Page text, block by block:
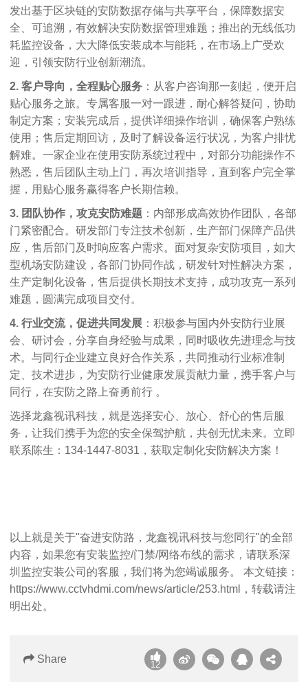
发出基于区块链的安防数据存储与共享平台，保障数据安
全、可追溯，有效解决安防数据管理难题；推出的无线低功
耗监控设备，大大降低安装成本与能耗，在市场上广受欢
迎，引领安防行业创新潮流。
2. 客户导向，全程贴心服务 ：从客户咨询那一刻起，便开启
贴心服务之旅。专属客服一对一跟进，耐心解答疑问，协助
制定方案；安装完成后，提供详细操作培训，确保客户熟练
使用；售后定期回访，及时了解设备运行状况，为客户排忧
解难。一家企业在使用安防系统过程中，对部分功能操作不
熟悉，售后团队主动上门，再次培训指导，直到客户完全掌
握，用贴心服务赢得客户长期信赖。
3.
团队协作，攻克安防难题 ：内部形成高效协作团队，各部
门紧密配合。研发部门专注技术创新，生产部门保障产品供
应，售后部门及时响应客户需求。面对复杂安防项目，如大
型机场安防建设，各部门协同作战，研发针对性解决方案，
生产定制化设备，售后提供长期技术支持，成功攻克一系列
难题，圆满完成项目交付。
4. 行业交流，促进共同发展 ：积极参与国内外安防行业展
会、研讨会，分享自身经验与成果，同时吸收先进理念与技
术。与同行企业建立良好合作关系，共同推动行业标准制
定、技术进步，为安防行业健康发展贡献力量，携手客户与
同行，在安防之路上奋勇前行 。
选择龙鑫视讯科技，就是选择安心、放心、舒心的售后服
务，让我们携手为您的安全保驾护航，共创无忧未来。立即
联系陈生：134-1447-8031，获取定制化安防解决方案！
以上就是关于"奋进安防路，龙鑫视讯科技与您同行"的全部
内容，如果您有安装监控/门禁/网络布线的需求，请联系深
圳监控安装公司 的客服，我们将为您竭诚服务。 本文链接：
https://www.cctvhdmi.com/news/article/253.html ，转载请注
明出处。
Share 12